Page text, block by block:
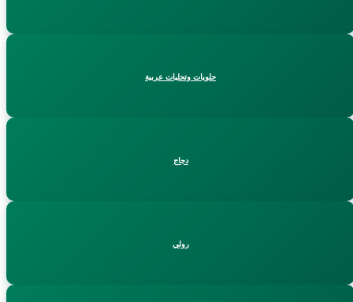
حلويات وتحليات عربية
دجاج
رولي